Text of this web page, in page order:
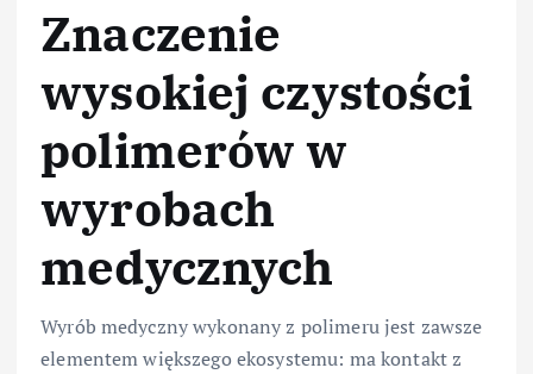
Znaczenie
wysokiej czystości
polimerów w
wyrobach
medycznych
Wyrób medyczny wykonany z polimeru jest zawsze
elementem większego ekosystemu: ma kontakt z